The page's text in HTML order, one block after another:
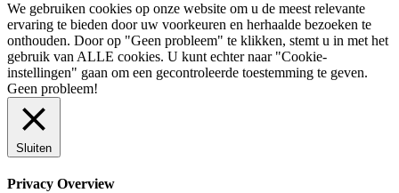
We gebruiken cookies op onze website om u de meest relevante
ervaring te bieden door uw voorkeuren en herhaalde bezoeken te
onthouden. Door op "Geen probleem" te klikken, stemt u in met het
gebruik van ALLE cookies. U kunt echter naar "Cookie-
instellingen" gaan om een ​​gecontroleerde toestemming te geven.
Geen probleem!
Sluiten
Privacy Overview